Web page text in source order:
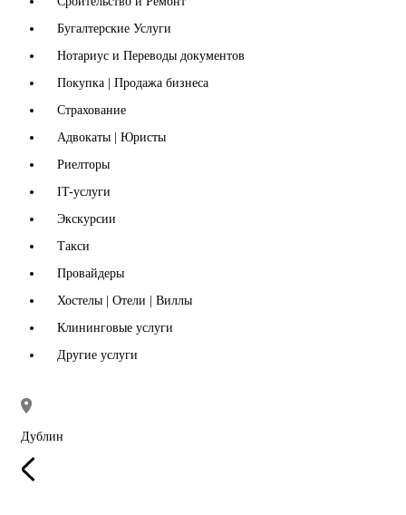
Бугалтерские Услуги
Нотариус и Переводы документов
Покупка | Продажа бизнеса
Страхование
Адвокаты | Юристы
Риелторы
IT-услуги
Экскурсии
Такси
Провайдеры
Хостелы | Отели | Виллы
Клининговые услуги
Другие услуги
Дублин